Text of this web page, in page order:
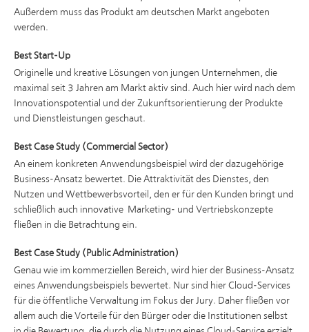
Außerdem muss das Produkt am deutschen Markt angeboten
werden.
Best Start-Up
Originelle und kreative Lösungen von jungen Unternehmen, die
maximal seit 3 Jahren am Markt aktiv sind. Auch hier wird nach dem
Innovationspotential und der Zukunftsorientierung der Produkte
und Dienstleistungen geschaut.
Best Case Study (Commercial Sector)
An einem konkreten Anwendungsbeispiel wird der dazugehörige
Business-Ansatz bewertet. Die Attraktivität des Dienstes, den
Nutzen und Wettbewerbsvorteil, den er für den Kunden bringt und
schließlich auch innovative Marketing- und Vertriebskonzepte
fließen in die Betrachtung ein.
Best Case Study (Public Administration)
Genau wie im kommerziellen Bereich, wird hier der Business-Ansatz
eines Anwendungsbeispiels bewertet. Nur sind hier Cloud-Services
für die öffentliche Verwaltung im Fokus der Jury. Daher fließen vor
allem auch die Vorteile für den Bürger oder die Institutionen selbst